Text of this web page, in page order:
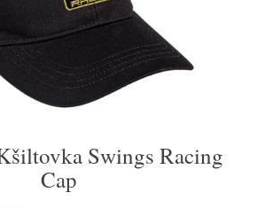
Swings Racing
Cap